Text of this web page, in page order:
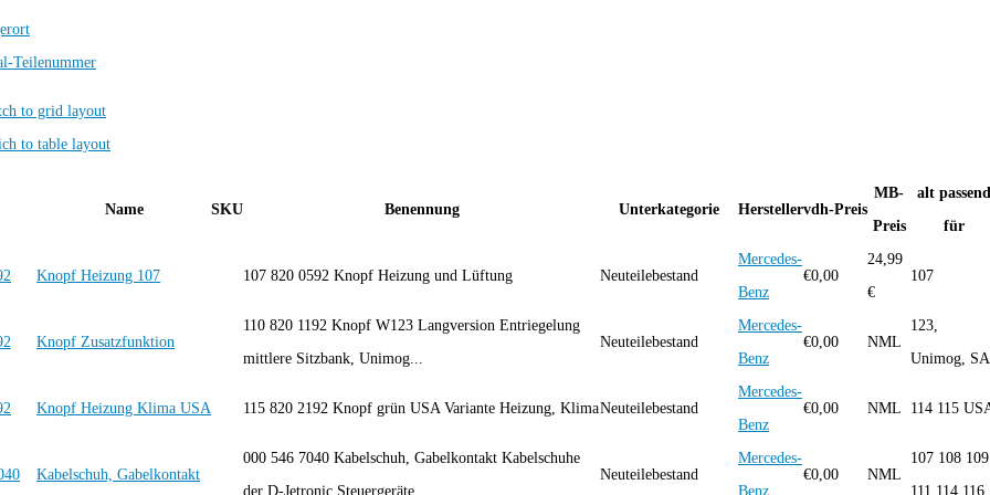
Teilenummer
Name SKU Benennung Unterkategorie Herstellervdh-Preis
MB-
Preis
alt passend
für
Knopf Heizung 107 107 820 0592 Knopf Heizung und Lüftung Neuteilebestand
Mercedes-
Benz
€0,00
24,99
€
107
Knopf Zusatzfunktion
110 820 1192 Knopf W123 Langversion Entriegelung
mittlere Sitzbank, Unimog...
Neuteilebestand
Mercedes-
Benz
€0,00 NML
123,
Unimog, SA
Knopf Heizung Klima USA 115 820 2192 Knopf grün USA Variante Heizung, KlimaNeuteilebestand
Mercedes-
Benz
€0,00 NML 114 115
Kabelschuh, Gabelkontakt
000 546 7040 Kabelschuh, Gabelkontakt Kabelschuhe
der D-Jetronic Steuergeräte...
Neuteilebestand
Mercedes-
Benz
€0,00 NML
107 108 109
111 114 116